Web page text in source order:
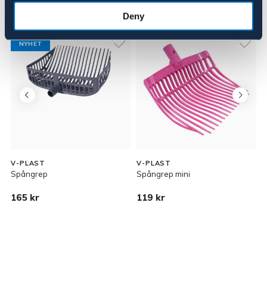
Deny
NYHET
V-PLAST
Spångrep
165 kr
V-PLAST
Spångrep mini
119 kr